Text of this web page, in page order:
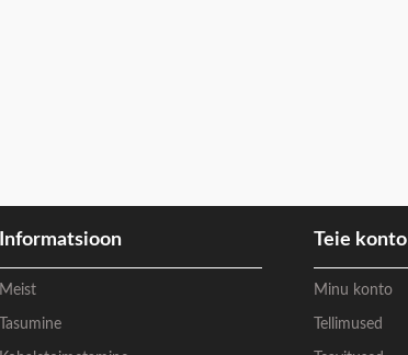
Informatsioon
Meist
Tasumine
Teie konto
Minu konto
Tellimused